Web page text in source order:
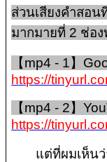
ส่วนเสียงคำสอน
มากมายที่ 2 ช่อง
【mp4 - 1】
https://
【mp4 - 2】
https://
แต่ที่ผมเห็นว่า